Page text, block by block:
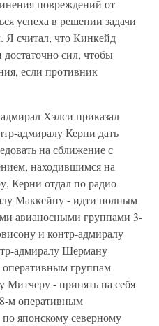
повреждений от
успеха в решении задачи
Я считал, что Кинкейд
сил, чтобы
если противник
Хэлси приказал
адмиралу Керни дать
на сближение с
находившимся на
Керни отдал по радио
Маккейну - идти полным
авианосными группами 3-
и контр-адмиралу
адмиралу Шерману
оперативным группам
Митчеру - принять на себя
м оперативным
японскому северному